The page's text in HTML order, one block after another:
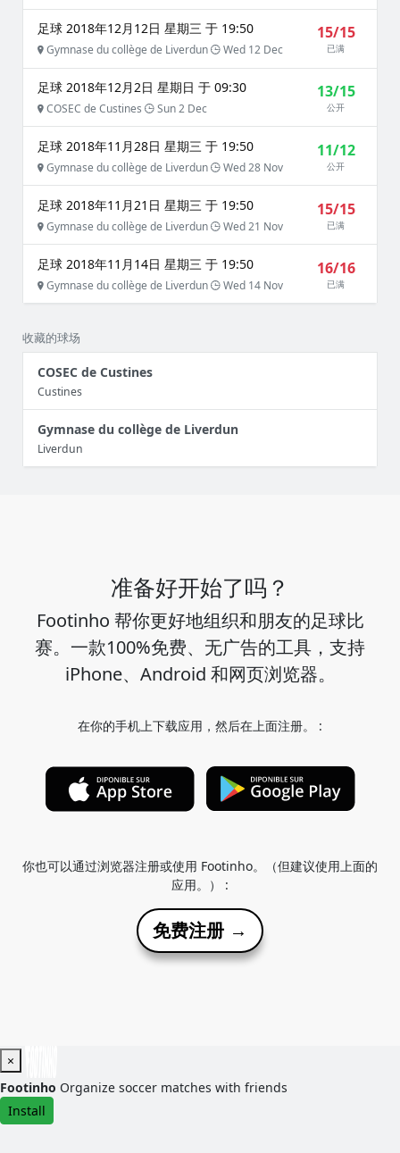
足球 2018年12月12日 星期三 于 19:50
Gymnase du collège de Liverdun Wed 12 Dec
15/15
已满
足球 2018年12月2日 星期日 于 09:30
COSEC de Custines Sun 2 Dec
13/15
公开
足球 2018年11月28日 星期三 于 19:50
Gymnase du collège de Liverdun Wed 28 Nov
11/12
公开
足球 2018年11月21日 星期三 于 19:50
Gymnase du collège de Liverdun Wed 21 Nov
15/15
已满
足球 2018年11月14日 星期三 于 19:50
Gymnase du collège de Liverdun Wed 14 Nov
16/16
已满
收藏的球场
COSEC de Custines
Custines
Gymnase du collège de Liverdun
Liverdun
准备好开始了吗？
Footinho 帮你更好地组织和朋友的足球比
赛。一款100%免费、无广告的工具，支持
iPhone、Android 和网页浏览器。
在你的手机上下载应用，然后在上面注册。 :
你也可以通过浏览器注册或使用 Footinho。（但建议使用上面的
应用。） :
免费注册 →
×
Footinho Organize soccer matches with friends
Install